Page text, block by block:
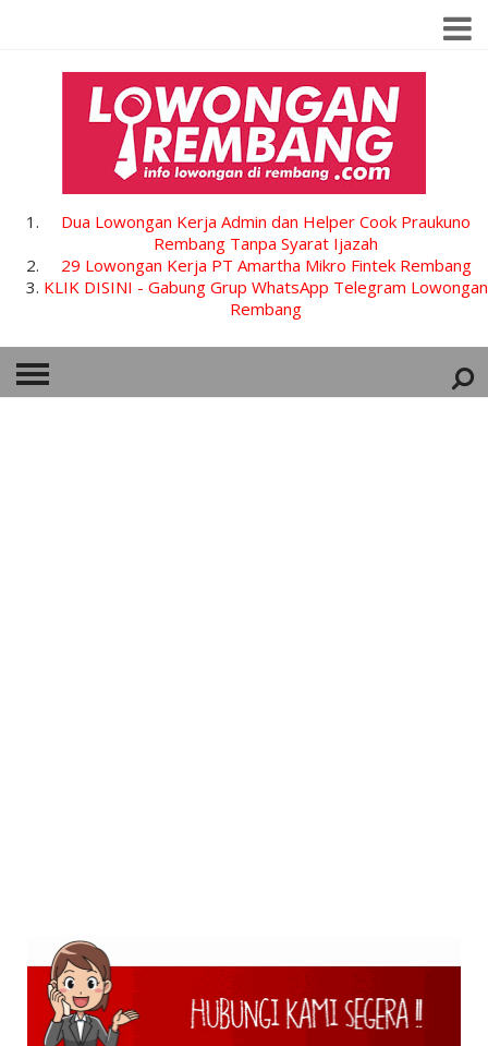
Dua Lowongan Kerja Admin dan Helper Cook Praukuno
Rembang Tanpa Syarat Ijazah
29 Lowongan Kerja PT Amartha Mikro Fintek Rembang
KLIK DISINI - Gabung Grup WhatsApp Telegram Lowongan
Rembang